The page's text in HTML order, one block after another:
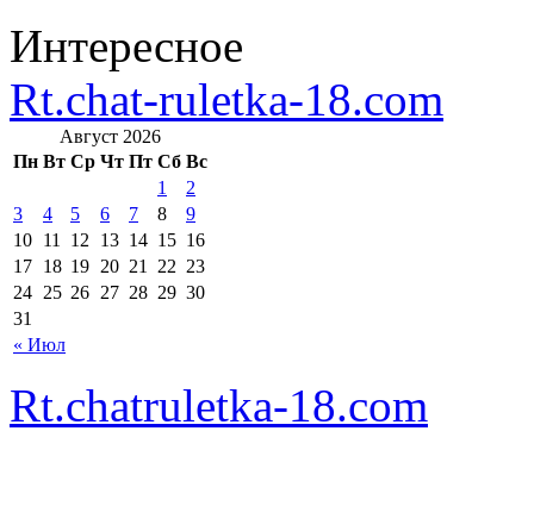
Интересное
Rt.chat-ruletka-18.com
Август 2026
Пн Вт Ср Чт Пт Сб Вс
« Июл
1
2
3
4 5 6 7 8
9
10 11 12 13 14 15 16
17 18 19 20 21 22 23
24 25 26 27 28 29 30
31
Rt.chatruletka-18.com